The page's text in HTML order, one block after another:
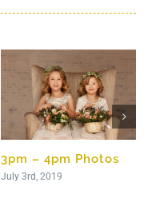
3pm – 4pm Photos
July 3rd, 2019